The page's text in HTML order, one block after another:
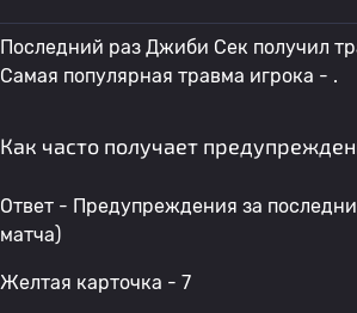
Последний раз Джиби Сек получил
Самая популярная травма игрока - .
Как часто получает
Ответ - Предупреждения за
матча)
Желтая карточка - 7